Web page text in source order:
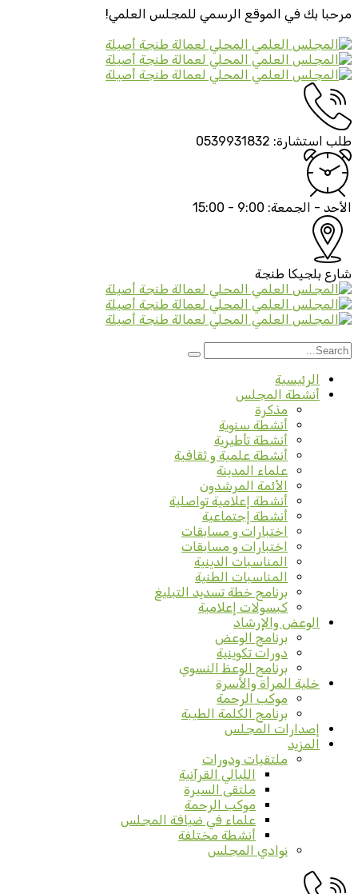
مرحبا بك في الموقع الرسمي للمجلس العلمي!
طلب استشارة: 0539931832
الأحد - الجمعة: 9:00 - 15:00
شارع بلجيكا طنجة
الرئيسية
أنشطة المجلس
مذكرة
أنشطة سنوية
أنشطة تأطيرية
أنشطة علمية و ثقافية
علماء المدينة
الأئمة المرشدون
أنشطة إعلامية تواصلية
أنشطة إجتماعية
اختبارات و مسابقات
اختبارات و مسابقات
المناسبات الدينية
المناسبات الطنية
برنامج خطة تسديد التبليغ
كبسولات إعلامية
الوعض والإرشاد
برنامج الوعض
دورات تكوينية
برنامج الوعظ النسوي
خلية المرأة والأسرة
موكب الرحمة
برنامج الكلمة الطيبة
إصدارات المجلس
المزيد
ملتقيات ودورات
الليالي القرآنية
ملتقى السيرة
موكب الرحمة
علماء في ضيافة المجلس
أنشطة مختلفة
نوادي المجلس